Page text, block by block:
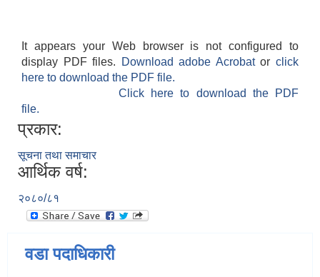
It appears your Web browser is not configured to
display PDF files.
Download adobe Acrobatorclick
here to download the PDF file.
Click here to download the PDF
file.
प्रकार:
सूचना तथा समाचार
आर्थिक वर्ष:
२०८०/८१
वडा पदाधिकारी